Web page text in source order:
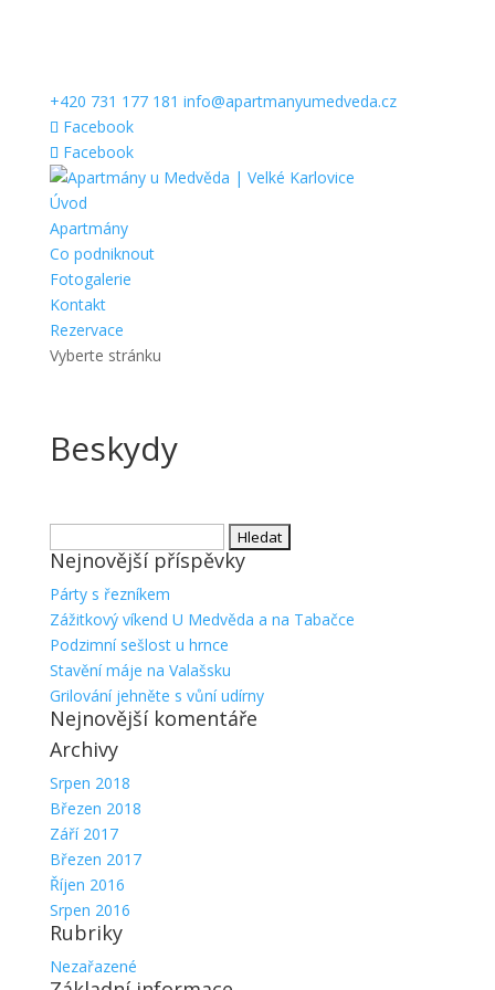
+420 731 177 181 info@apartmanyumedveda.cz
Facebook
Facebook
Úvod
Apartmány
Co podniknout
Fotogalerie
Kontakt
Rezervace
Vyberte stránku
Beskydy
Nejnovější příspěvky
Párty s řezníkem
Zážitkový víkend U Medvěda a na Tabačce
Podzimní sešlost u hrnce
Stavění máje na Valašsku
Grilování jehněte s vůní udírny
Nejnovější komentáře
Archivy
Srpen 2018
Březen 2018
Září 2017
Březen 2017
Říjen 2016
Srpen 2016
Rubriky
Nezařazené